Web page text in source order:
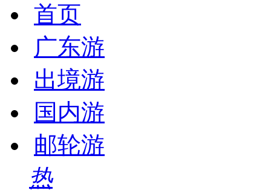
首页
广东游
出境游
国内游
邮轮游
热